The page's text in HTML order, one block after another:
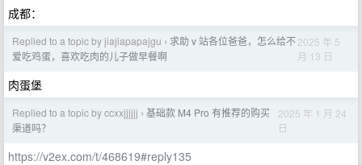
成都：
Replied to a topic by jiajiapapajgu › 求助 v 站各位爸爸，怎么给不
爱吃鸡蛋，喜欢吃肉的儿子做早餐啊
2025 年 5
月 13 日
肉蛋堡
Replied to a topic by ccxxjjjjjj › 基础款 M4 Pro 有推荐的购买
渠道吗？
2025 年 1 月 24
日
https://v2ex.com/t/468619#reply135